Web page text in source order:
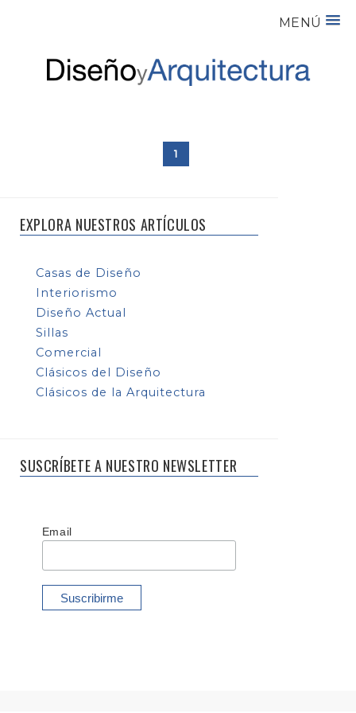
MENÚ
1
EXPLORA NUESTROS ARTÍCULOS
Casas de Diseño
Interiorismo
Diseño Actual
Sillas
Comercial
Clásicos del Diseño
Clásicos de la Arquitectura
SUSCRÍBETE A NUESTRO NEWSLETTER
Email